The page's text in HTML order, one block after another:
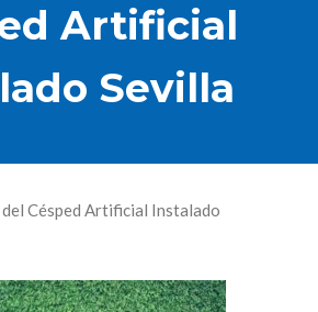
Artificial
Sevilla
Césped Artificial Instalado